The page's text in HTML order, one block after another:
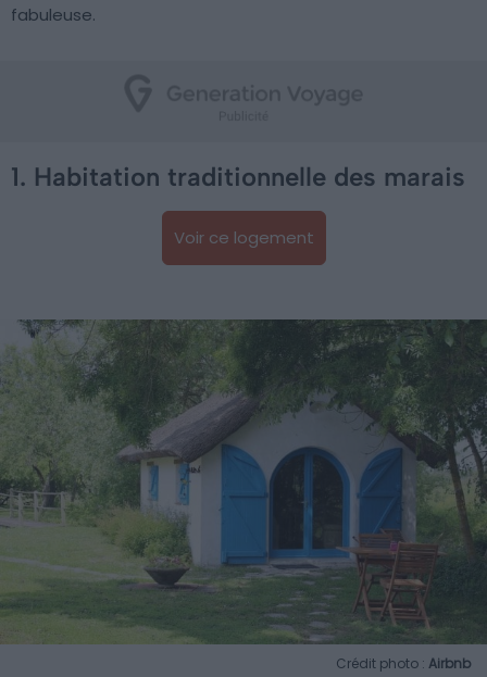
fabuleuse.
1. Habitation traditionnelle des marais
Voir ce logement
Crédit photo : Airbnb